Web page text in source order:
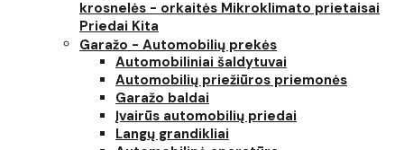
krosnelės - orkaitės Mikroklimato prietaisai
Priedai Kita
Garažo - Automobilių prekės
Automobiliniai šaldytuvai
Automobilių priežiūros priemonės
Garažo baldai
Įvairūs automobilių priedai
Langų grandikliai